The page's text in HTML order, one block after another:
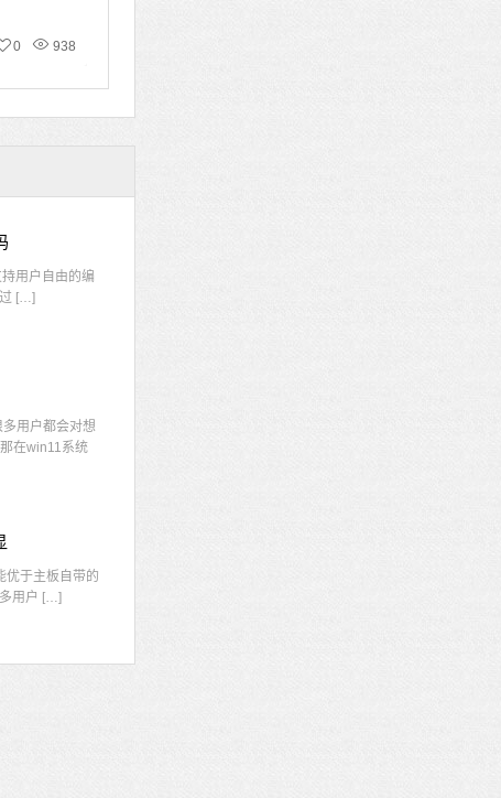
938
0
用户自由的编
过 […]
用户都会对想
在win11系统
于主板自带的
用户 […]